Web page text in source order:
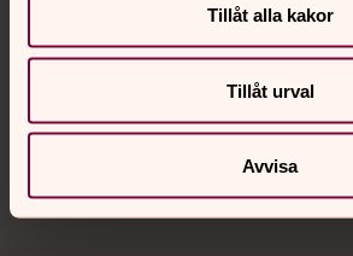
Tillåt alla kakor
Tillåt urval
Avvisa
Sociala kanaler